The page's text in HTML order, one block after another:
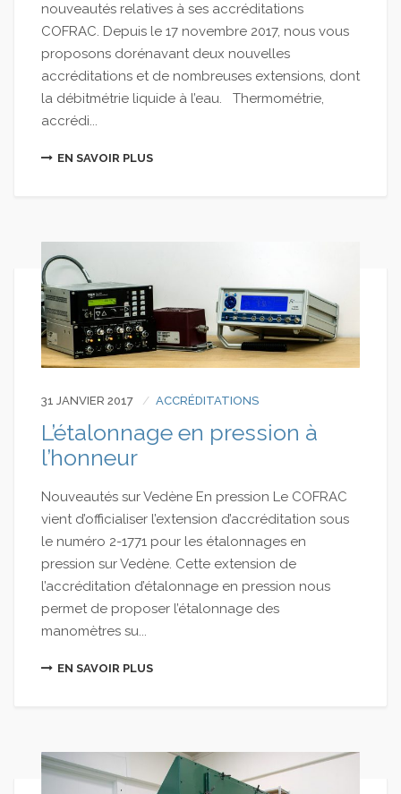
nouveautés relatives à ses accréditations
COFRAC. Depuis le 17 novembre 2017, nous vous
proposons dorénavant deux nouvelles
accréditations et de nombreuses extensions, dont
la débitmétrie liquide à l’eau. Thermométrie,
accrédi...
EN SAVOIR PLUS
31 JANVIER 2017 ACCRÉDITATIONS
L’étalonnage en pression à
l’honneur
Nouveautés sur Vedène En pression Le COFRAC
vient d’officialiser l’extension d’accréditation sous
le numéro 2-1771 pour les étalonnages en
pression sur Vedène. Cette extension de
l’accréditation d’étalonnage en pression nous
permet de proposer l’étalonnage des
manomètres su...
EN SAVOIR PLUS